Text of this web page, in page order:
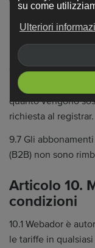
rinuncia è effettiva
nome di dominio
9.6 Le
rimborsabili una
quanto vengono
richiesta al registrar.
9.7 Gli
(B2B) non sono
Articolo 10.
condizioni
10.1 Webador è
le tariffe in
su come
Ulteriori